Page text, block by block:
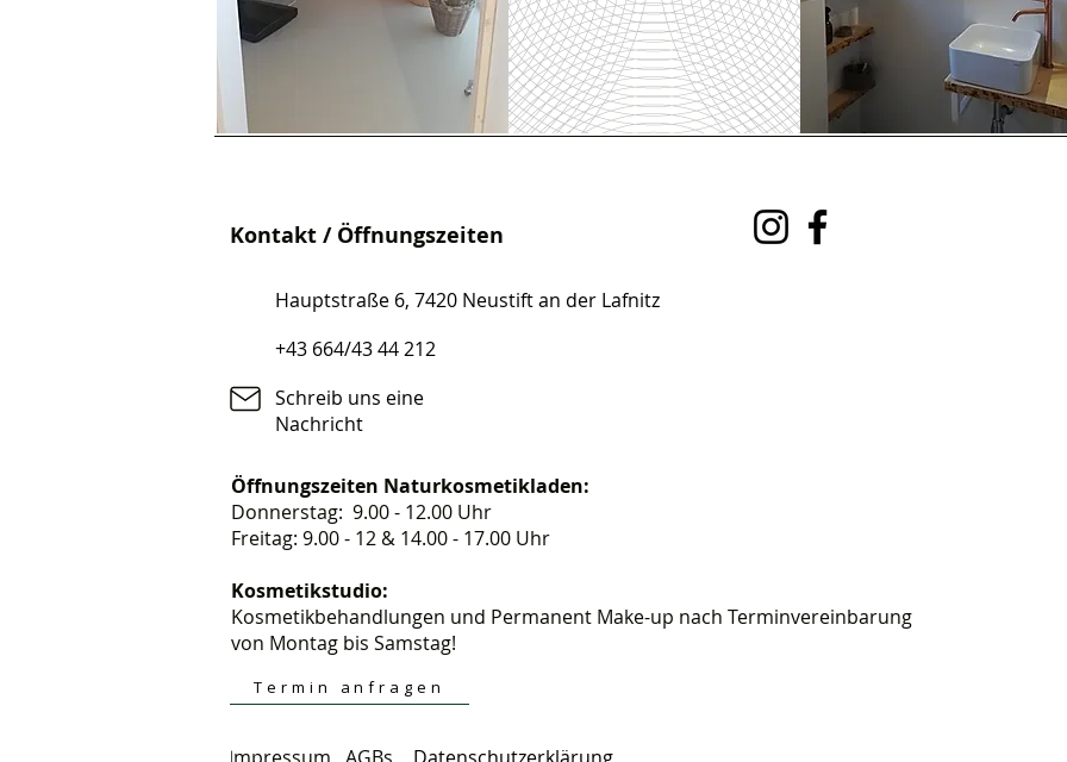
Kontakt / Öffnungszeiten
Hauptstraße 6, 7420 Neustift an der Lafnitz
+43 664/43 44 212
Schreib uns eine
Nachricht
Öffnungszeiten Naturkosmetikladen:
Donnerstag: 9.00 - 12.00 Uhr
Freitag: 9.00 - 12 & 14.00 - 17.00 Uhr
Kosmetikstudio:
Kosmetikbehandlungen und Permanent Make-up nach Terminvereinbarung
von Montag bis Samstag!
Termin anfragen